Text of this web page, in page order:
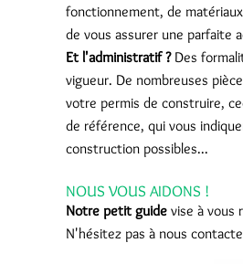
fonctionnement, de
de vous assurer une parfaite
Et l'administratif ? Des
vigueur. De nombreuses
votre permis de construire,
de référence, qui vous
construction possibles...
NOUS VOUS AIDONS !
Notre petit guide vise à vous
N'hésitez pas à nous